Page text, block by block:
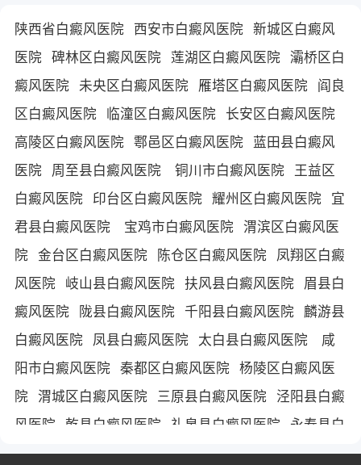
陕西省白癜风医院 西安市白癜风医院 新城区白癜风
医院 碑林区白癜风医院 莲湖区白癜风医院 灞桥区白
癜风医院 未央区白癜风医院 雁塔区白癜风医院 阎良
区白癜风医院 临潼区白癜风医院 长安区白癜风医院
高陵区白癜风医院 鄠邑区白癜风医院 蓝田县白癜风
医院 周至县白癜风医院 铜川市白癜风医院 王益区
白癜风医院 印台区白癜风医院 耀州区白癜风医院 宜
君县白癜风医院
宝鸡市白癜风医院 渭滨区白癜风医
院 金台区白癜风医院 陈仓区白癜风医院 凤翔区白癜
风医院 岐山县白癜风医院 扶风县白癜风医院 眉县白
癜风医院 陇县白癜风医院 千阳县白癜风医院 麟游县
白癜风医院 凤县白癜风医院 太白县白癜风医院
咸
阳市白癜风医院 秦都区白癜风医院 杨陵区白癜风医
院 渭城区白癜风医院 三原县白癜风医院 泾阳县白癜
风医院 乾县白癜风医院 礼泉县白癜风医院 永寿县白
癜风医院 长武县白癜风医院 旬邑县白癜风医院 淳化